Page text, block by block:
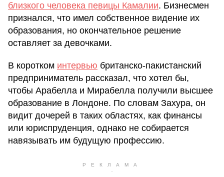
близкого человека певицы Камалии. Бизнесмен
признался, что имел собственное видение их
образования, но окончательное решение
оставляет за девочками.
В коротком интервью британско-пакистанский
предприниматель рассказал, что хотел бы,
чтобы Арабелла и Мирабелла получили высшее
образование в Лондоне. По словам Захура, он
видит дочерей в таких областях, как финансы
или юриспруденция, однако не собирается
навязывать им будущую профессию.